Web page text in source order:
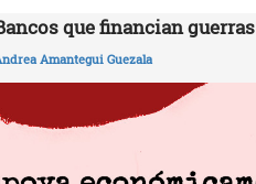
que financian guerras
Amantegui Guezala